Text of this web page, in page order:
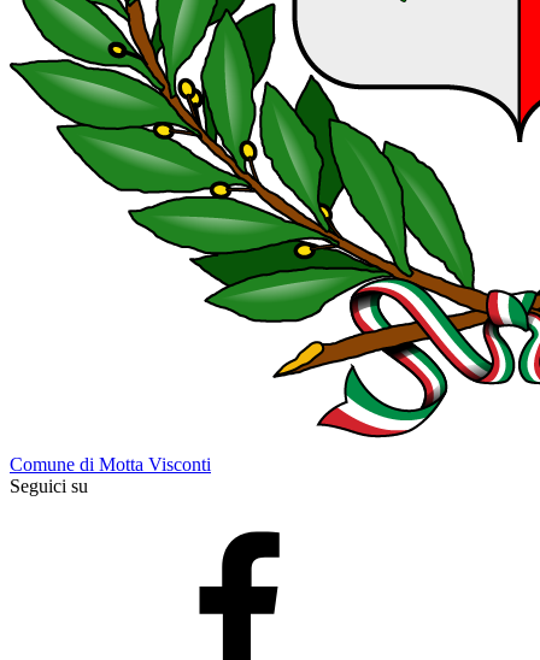
Comune di Motta Visconti
Seguici su